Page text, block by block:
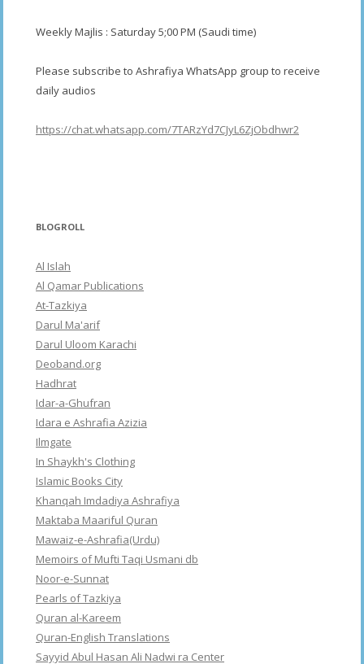
Weekly Majlis : Saturday 5;00 PM (Saudi time)
Please subscribe to Ashrafiya WhatsApp group to receive
daily audios
https://chat.whatsapp.com/7TARzYd7CJyL6ZjObdhwr2
BLOGROLL
Al Islah
Al Qamar Publications
At-Tazkiya
Darul Ma'arif
Darul Uloom Karachi
Deoband.org
Hadhrat
Idar-a-Ghufran
Idara e Ashrafia Azizia
Ilmgate
In Shaykh's Clothing
Islamic Books City
Khanqah Imdadiya Ashrafiya
Maktaba Maariful Quran
Mawaiz-e-Ashrafia(Urdu)
Memoirs of Mufti Taqi Usmani db
Noor-e-Sunnat
Pearls of Tazkiya
Quran al-Kareem
Quran-English Translations
Sayyid Abul Hasan Ali Nadwi ra Center